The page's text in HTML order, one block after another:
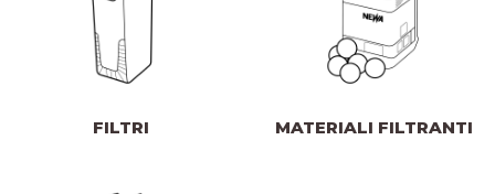
FILTRI MATERIALI FILTRANTI